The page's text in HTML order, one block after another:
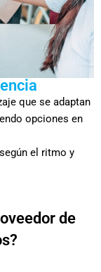
que se adaptan
opciones en
el ritmo y
de